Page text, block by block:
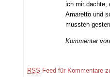
ich mir dachte,
Amaretto und
mussten
Kommentar von
RSS-Feed für Kommentare